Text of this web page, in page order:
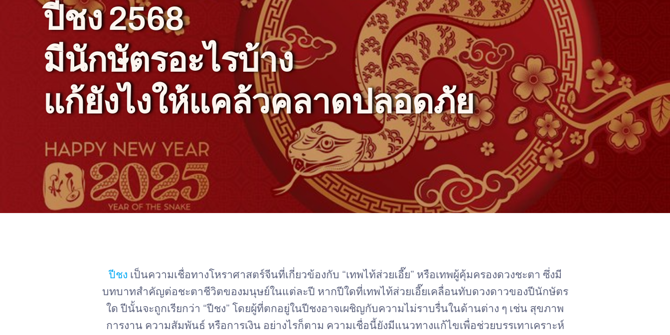
ปีชง 2568
มีนักษัตรอะไรบ้าง
แก้ยังไงให้แคล้วคลาดปลอดภัย
ปีชง เป็นความเชื่อทางโหราศาสตร์จีนที่เกี่ยวข้องกับ “เทพไท้ส่วยเอี๊ย” หรือเทพผู้คุ้มครองดวงชะตา ซึ่งมี
บทบาทสำคัญต่อชะตาชีวิตของมนุษย์ในแต่ละปี หากปีใดที่เทพไท้ส่วยเอี๊ยเคลื่อนทับดวงดาวของปีนักษัตร
ใด ปีนั้นจะถูกเรียกว่า “ปีชง” โดยผู้ที่ตกอยู่ในปีชงอาจเผชิญกับความไม่ราบรื่นในด้านต่าง ๆ เช่น สุขภาพ
การงาน ความสัมพันธ์ หรือการเงิน อย่างไรก็ตาม ความเชื่อนี้ยังมีแนวทางแก้ไขเพื่อช่วยบรรเทาเคราะห์